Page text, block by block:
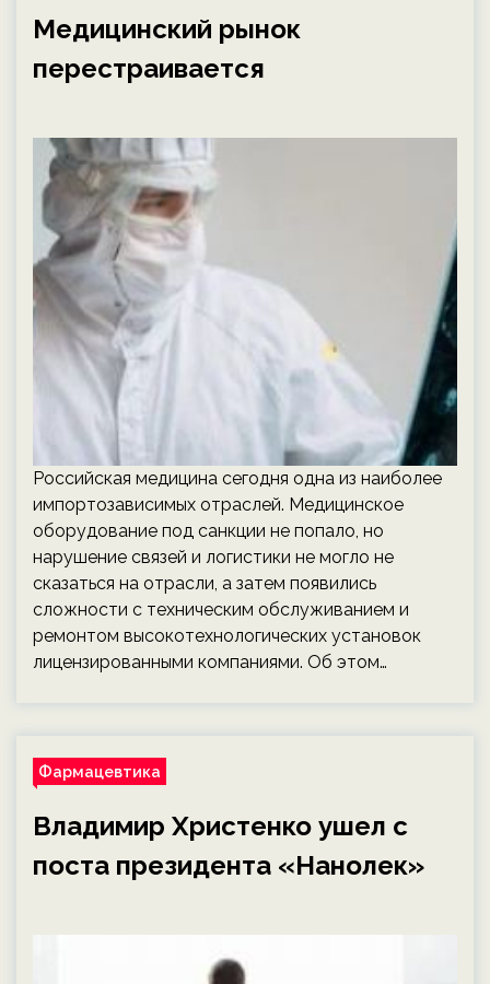
Медицинский рынок
перестраивается
Российская медицина сегодня одна из наиболее
импортозависимых отраслей. Медицинское
оборудование под санкции не попало, но
нарушение связей и логистики не могло не
сказаться на отрасли, а затем появились
сложности с техническим обслуживанием и
ремонтом высокотехнологических установок
лицензированными компаниями. Об этом…
Фармацевтика
Владимир Христенко ушел с
поста президента «Нанолек»